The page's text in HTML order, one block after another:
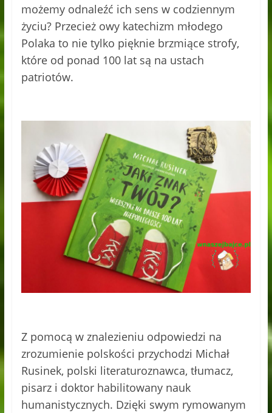
możemy odnaleźć ich sens w codziennym
życiu? Przecież owy katechizm młodego
Polaka to nie tylko pięknie brzmiące strofy,
które od ponad 100 lat są na ustach
patriotów.
Z pomocą w znalezieniu odpowiedzi na
zrozumienie polskości przychodzi Michał
Rusinek, polski literaturoznawca, tłumacz,
pisarz i doktor habilitowany nauk
humanistycznych. Dzięki swym rymowanym